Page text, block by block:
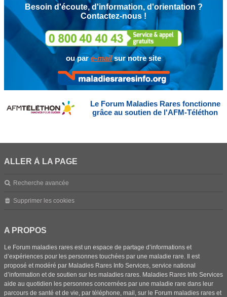
Besoin d'écoute, d'information, d'orientation ?
Contactez-nous !
ou pare-mailsur notre site
Le Forum Maladies Rares fonctionne
grâce au soutien de l'AFM-Téléthon
ALLER À LA PAGE
Recherche avancée
Supprimer les cookies
A PROPOS
Le Forum maladies rares est un espace de partage d’informations et
d’expériences pour les personnes touchées par une maladie rare. Il est
proposé et modéré par Maladies Rares Info Services, service national
d’information et de soutien sur les maladies rares. Maladies Rares Info Services
aide au quotidien les personnes concernées par une maladie rare dans leur
parcours de santé et de vie, par téléphone, mail, sur le Forum maladies rares et